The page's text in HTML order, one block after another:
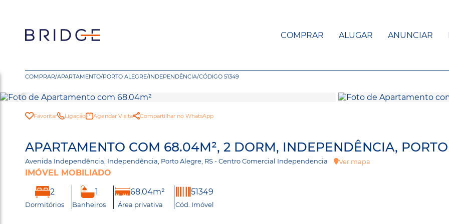
COMPRAR ALUGAR ANUNCIAR
COMPRAR/APARTAMENTO/PORTO ALEGRE/INDEPENDÊNCIA/CÓDIGO 51349
Favoritar Ligação Agendar Visita Compartilhar no WhatsApp
APARTAMENTO COM 68.04M², 2 DORM, INDEPENDÊNCIA,
Avenida Independência, Independência, Porto Alegre, RS - Centro Comercial Independencia Ver mapa
IMÓVEL MOBILIADO
2
Dormitórios
1
Banheiros
68.04m²
Área privativa
51349
Cód. Imóvel